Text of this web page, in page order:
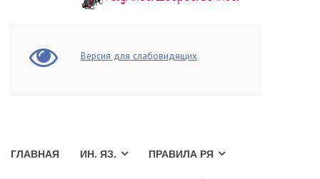
Версия для слабовидящих
ГЛАВНАЯ ИН. ЯЗ. ПРАВИЛА РЯ